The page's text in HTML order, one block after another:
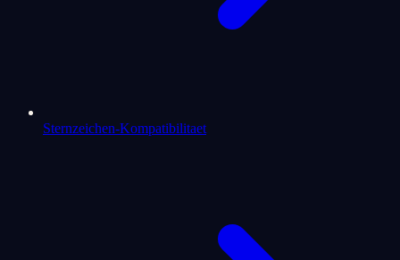
Sternzeichen-Kompatibilitaet